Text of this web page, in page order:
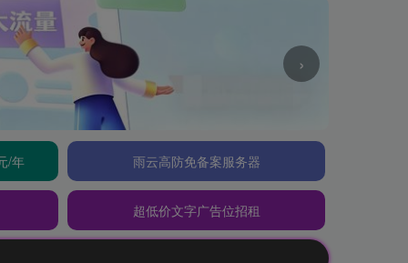
›
/年 雨云高防免备案服务器
超低价文字广告位招租